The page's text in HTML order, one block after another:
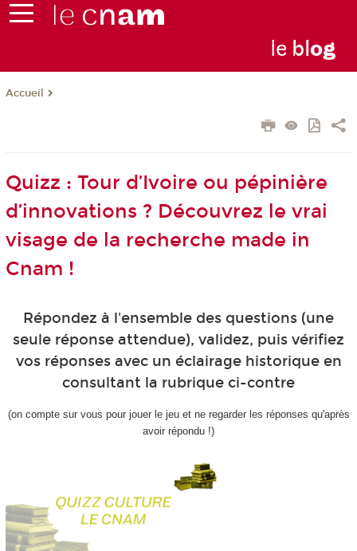
le blog
Accueil
Quizz : Tour d’Ivoire ou pépinière
d’innovations ? Découvrez le vrai
visage de la recherche made in
Cnam !
Répondez à l'ensemble des questions (une
seule réponse attendue), validez, puis vérifiez
vos réponses avec un éclairage historique en
consultant la rubrique ci-contre
(on compte sur vous pour jouer le jeu et ne regarder les réponses qu'après
avoir répondu !)